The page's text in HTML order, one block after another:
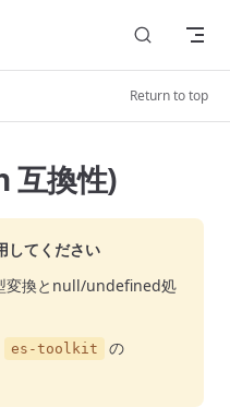
Return to top
互換性)
してください
変換とnull/undefined処
es-toolkit
の